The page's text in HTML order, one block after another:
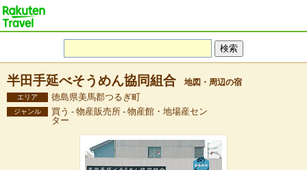
半田手延べそうめん協同組合 地図・周辺の宿
エリア 徳島県美馬郡つるぎ町
ジャンル
買う - 物産販売所 - 物産館・地場産セン
ター